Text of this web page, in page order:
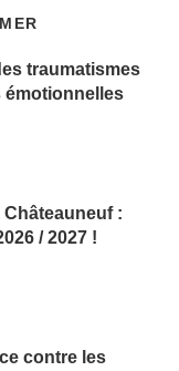
traumatismes
émotionnelles
Châteauneuf :
/ 2027 !
contre les